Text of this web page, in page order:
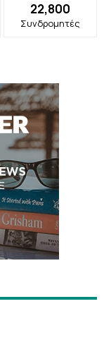
22,800
Συνδρομητές